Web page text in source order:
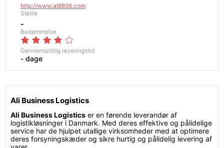
http://www.al8856.com
Støtte
-
Bedømmelse
Gennemsnitlig leveringstid
- dage
Ali Business Logistics
Ali Business Logistics er en førende leverandør af
logistikløsninger i Danmark. Med deres effektive og pålidelige
service har de hjulpet utallige virksomheder med at optimere
deres forsyningskæder og sikre hurtig og pålidelig levering af